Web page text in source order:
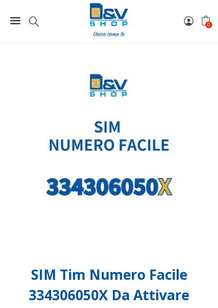
0
SIM Tim Numero Facile 334306050X Da Attivare
SIM Tim Numero Facile
334306050X Da Attivare